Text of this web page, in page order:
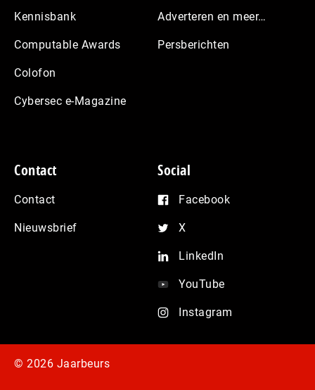
Kennisbank
Computable Awards
Colofon
Cybersec e-Magazine
Adverteren en meer…
Persberichten
Contact
Contact
Nieuwsbrief
Social
Facebook
X
LinkedIn
YouTube
Instagram
© 2026 Jaarbeurs